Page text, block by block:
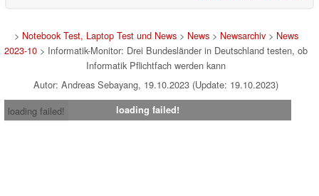
> Notebook Test, Laptop Test und News> News> Newsarchiv> News
2023-10 > Informatik-Monitor: Drei Bundesländer in Deutschland testen, ob
Informatik Pflichtfach werden kann
Autor: Andreas Sebayang, 19.10.2023 (Update: 19.10.2023)
loading failed!
loading failed!